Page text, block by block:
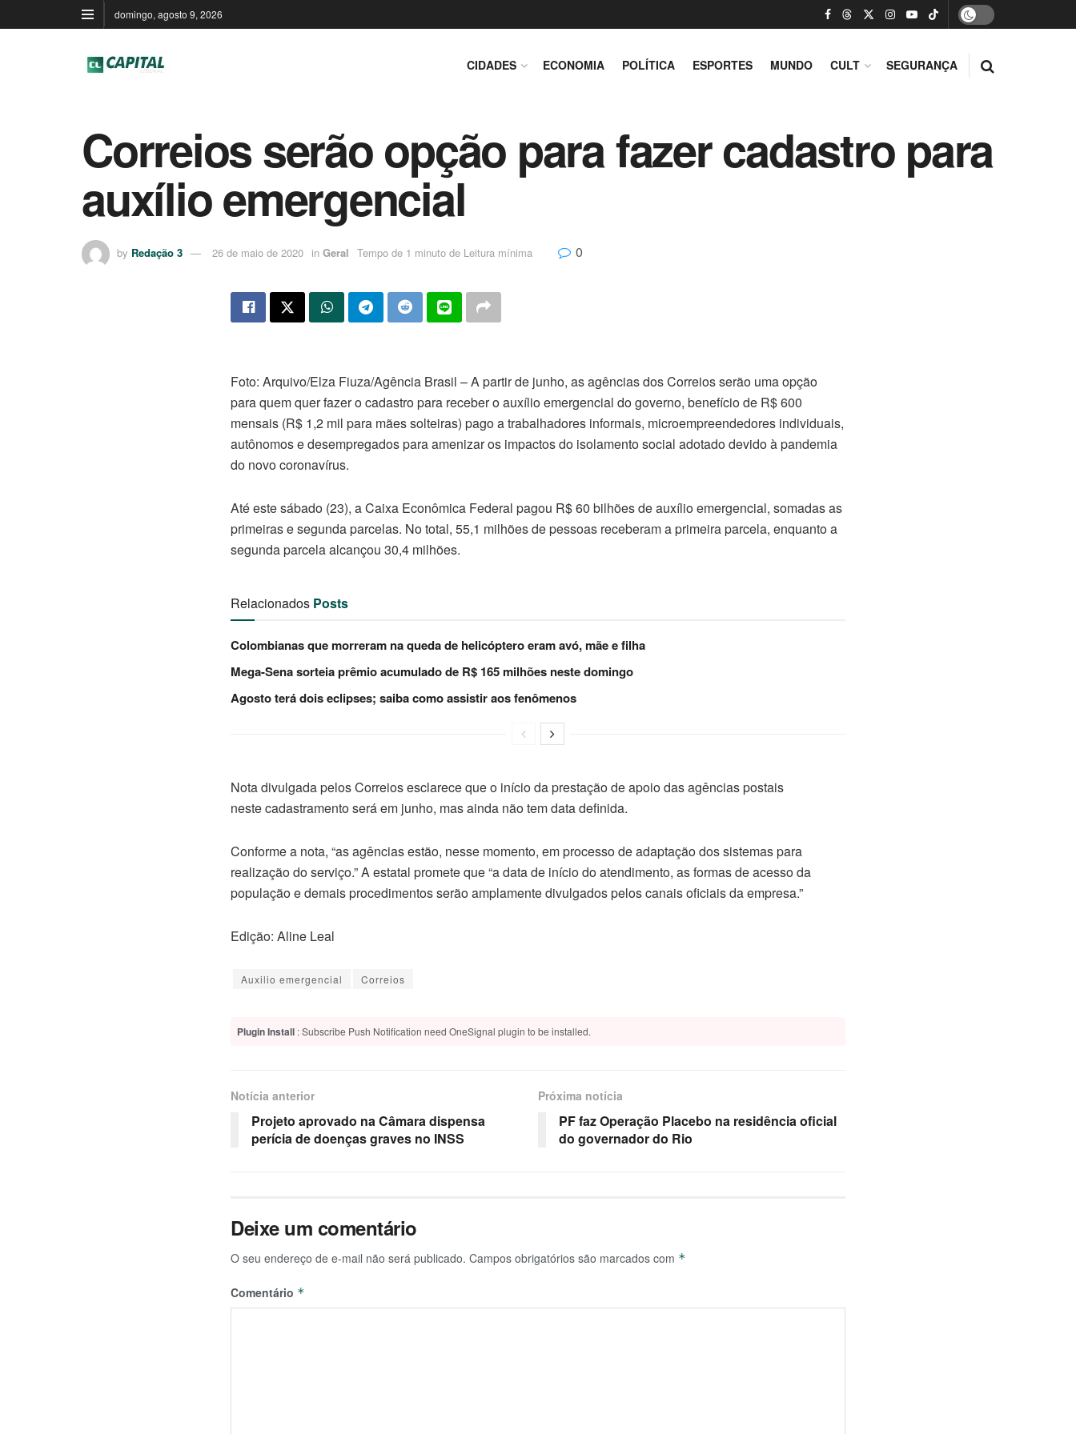
domingo, agosto 9, 2026
CIDADES ECONOMIA POLÍTICA ESPORTES MUNDO CULT SEGURANÇA
Correios serão opção para fazer cadastro para
auxílio emergencial
by Redação 3 26 de maio de 2020 in Geral Tempo de 1 minuto de Leitura mínima 0
Foto: Arquivo/Elza Fiuza/Agência Brasil – A partir de junho, as agências dos Correios serão uma opção
para quem quer fazer o cadastro para receber o auxílio emergencial do governo, benefício de R$ 600
mensais (R$ 1,2 mil para mães solteiras) pago a trabalhadores informais, microempreendedores individuais,
autônomos e desempregados para amenizar os impactos do isolamento social adotado devido à pandemia
do novo coronavírus.
Até este sábado (23), a Caixa Econômica Federal pagou R$ 60 bilhões de auxílio emergencial, somadas as
primeiras e segunda parcelas. No total, 55,1 milhões de pessoas receberam a primeira parcela, enquanto a
segunda parcela alcançou 30,4 milhões.
Relacionados Posts
Colombianas que morreram na queda de helicóptero eram avó, mãe e filha
Mega-Sena sorteia prêmio acumulado de R$ 165 milhões neste domingo
Agosto terá dois eclipses; saiba como assistir aos fenômenos
Nota divulgada pelos Correios esclarece que o início da prestação de apoio das agências postais
neste cadastramento será em junho, mas ainda não tem data definida.
Conforme a nota, “as agências estão, nesse momento, em processo de adaptação dos sistemas para
realização do serviço.” A estatal promete que “a data de início do atendimento, as formas de acesso da
população e demais procedimentos serão amplamente divulgados pelos canais oficiais da empresa.”
Edição: Aline Leal
Auxilio emergencial Correios
Plugin Install : Subscribe Push Notification need OneSignal plugin to be installed.
Notícia anterior
Projeto aprovado na Câmara dispensa
perícia de doenças graves no INSS
Próxima notícia
PF faz Operação Placebo na residência oficial
do governador do Rio
Deixe um comentário
O seu endereço de e-mail não será publicado. Campos obrigatórios são marcados com *
Comentário *